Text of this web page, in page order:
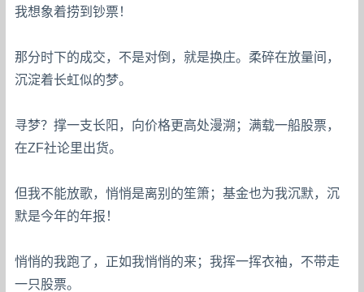
我想象着捞到钞票！
那分时下的成交，不是对倒，就是换庄。柔碎在放量间，
沉淀着长虹似的梦。
寻梦？撑一支长阳，向价格更高处漫溯；满载一船股票，
在ZF社论里出货。
但我不能放歌，悄悄是离别的笙箫；基金也为我沉默，沉
默是今年的年报！
悄悄的我跑了，正如我悄悄的来；我挥一挥衣袖，不带走
一只股票。